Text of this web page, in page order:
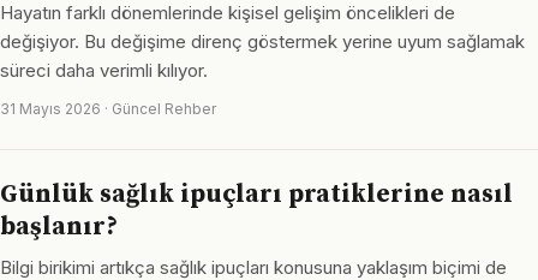
Hayatın farklı dönemlerinde kişisel gelişim öncelikleri de
değişiyor. Bu değişime direnç göstermek yerine uyum sağlamak
süreci daha verimli kılıyor.
31 Mayıs 2026 · Güncel Rehber
Günlük sağlık ipuçları pratiklerine nasıl
başlanır?
Bilgi birikimi artıkça sağlık ipuçları konusuna yaklaşım biçimi de